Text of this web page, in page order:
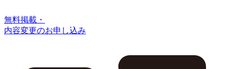
無料掲載・
内容変更のお申し込み